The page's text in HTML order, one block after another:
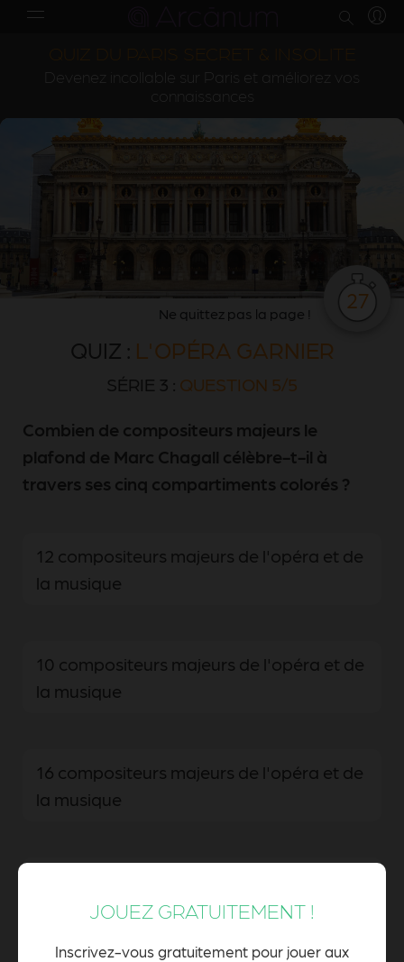
QUIZ DU PARIS SECRET & INSOLITE
Devenez incollable sur Paris et améliorez vos
connaissances
Ne quittez pas la page !
27
QUIZ : L'OPÉRA GARNIER
SÉRIE 3 : QUESTION 5/5
Combien de compositeurs majeurs le
plafond de Marc Chagall célèbre-t-il à
travers ses cinq compartiments colorés ?
12 compositeurs majeurs de l'opéra et de
la musique
10 compositeurs majeurs de l'opéra et de
la musique
16 compositeurs majeurs de l'opéra et de
la musique
la musiqueJOUEZ GRATUITEMENT !
Inscrivez-vous gratuitement pour jouer aux